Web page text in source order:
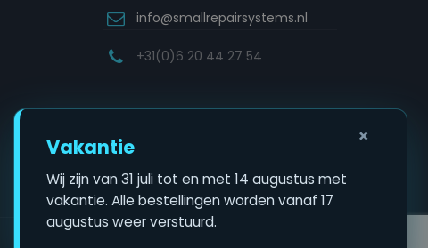
info@smallrepairsystems.nl
+31(0)6 20 44 27 54
×
Vakantie
Wij zijn van 31 juli tot en met 14 augustus met
vakantie. Alle bestellingen worden vanaf 17
augustus weer verstuurd.